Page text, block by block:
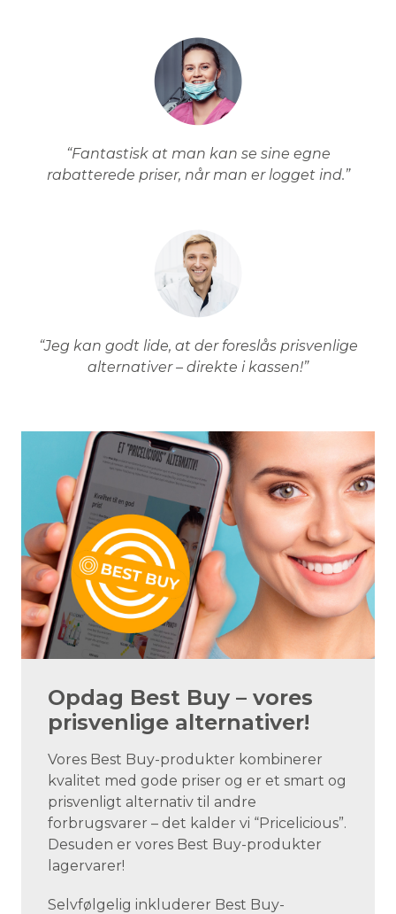
“Fantastisk at man kan se sine egne
rabatterede priser, når man er logget ind.”
“Jeg kan godt lide, at der foreslås prisvenlige
alternativer – direkte i kassen!”
Opdag Best Buy – vores
prisvenlige alternativer!
Vores Best Buy-produkter kombinerer
kvalitet med gode priser og er et smart og
prisvenligt alternativ til andre
forbrugsvarer – det kalder vi “Pricelicious”.
Desuden er vores Best Buy-produkter
lagervarer!
Selvfølgelig inkluderer Best Buy-